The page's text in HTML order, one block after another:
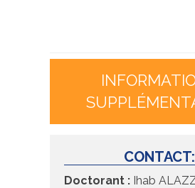
CONTACT:
Doctorant : Ihab